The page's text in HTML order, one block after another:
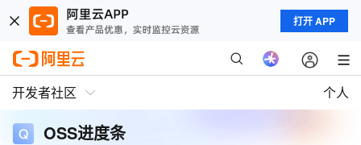
打开 APP
开发者社区 个人
OSS进度条